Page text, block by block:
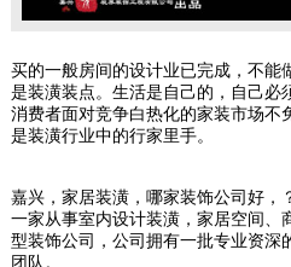
买的一般房间的设计业已完成，不能
是装潢装点。生活是自己的，自己必
消费者面对竞争白热化的家装市场不
是装潢行业中的行家里手。
嘉兴，家居装潢，哪家装饰公司好，
一家从事室内设计装潢，家居空间、
型装饰公司，公司拥有一批专业资深
团队。